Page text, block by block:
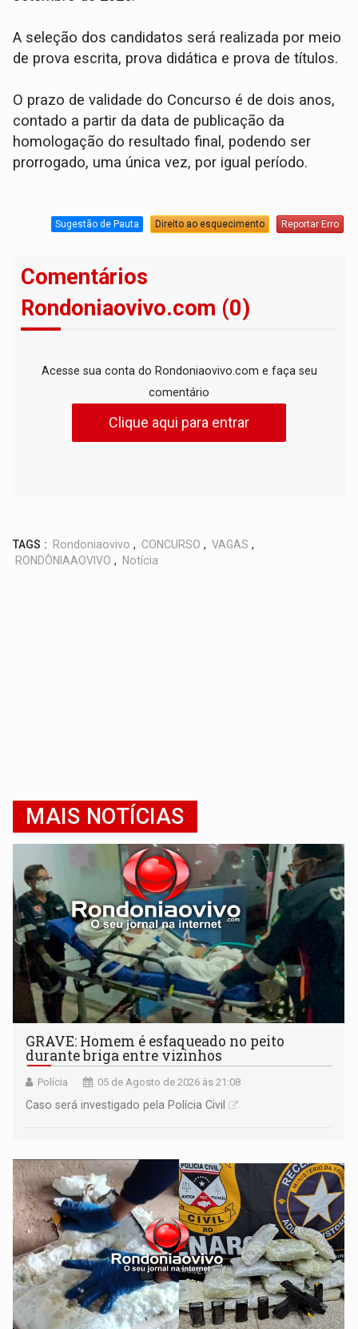
A seleção dos candidatos será realizada por meio
de prova escrita, prova didática e prova de títulos.
O prazo de validade do Concurso é de dois anos,
contado a partir da data de publicação da
homologação do resultado final, podendo ser
prorrogado, uma única vez, por igual período.
Sugestão de Pauta Direito ao esquecimento Reportar Erro
Comentários
Rondoniaovivo.com (0)
Acesse sua conta do Rondoniaovivo.com e faça seu
comentário
Clique aqui para entrar
TAGS : Rondoniaovivo , CONCURSO , VAGAS ,
RONDÔNIAAOVIVO , Notícia
MAIS NOTÍCIAS
GRAVE: Homem é esfaqueado no peito
durante briga entre vizinhos
Polícia 05 de Agosto de 2026 às 21:08
Caso será investigado pela Polícia Civil